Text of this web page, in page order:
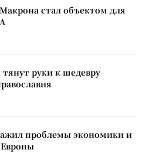
стал объектом для
руки к шедевру
проблемы экономики и